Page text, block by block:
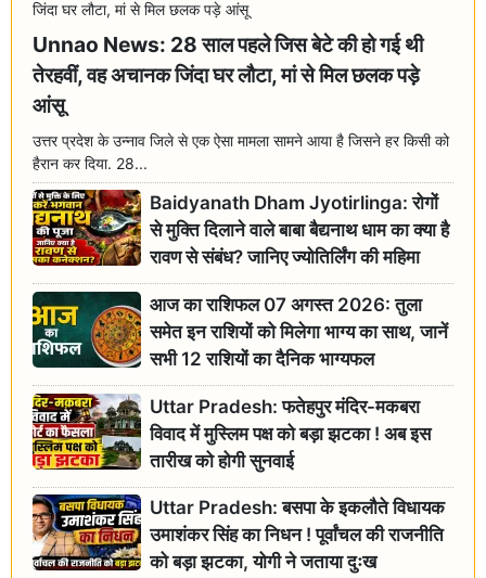
Unnao News: 28 साल पहले जिस बेटे की हो गई थी
तेरहवीं, वह अचानक जिंदा घर लौटा, मां से मिल छलक पड़े
आंसू
उत्तर प्रदेश के उन्नाव जिले से एक ऐसा मामला सामने आया है जिसने हर किसी को
हैरान कर दिया. 28...
Baidyanath Dham Jyotirlinga: रोगों
से मुक्ति दिलाने वाले बाबा बैद्यनाथ धाम का क्या है
रावण से संबंध? जानिए ज्योतिर्लिंग की महिमा
आज का राशिफल 07 अगस्त 2026: तुला
समेत इन राशियों को मिलेगा भाग्य का साथ, जानें
सभी 12 राशियों का दैनिक भाग्यफल
Uttar Pradesh: फतेहपुर मंदिर-मकबरा
विवाद में मुस्लिम पक्ष को बड़ा झटका ! अब इस
तारीख को होगी सुनवाई
Uttar Pradesh: बसपा के इकलौते विधायक
उमाशंकर सिंह का निधन ! पूर्वांचल की राजनीति
को बड़ा झटका, योगी ने जताया दुःख